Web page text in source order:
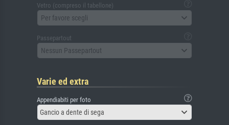
Vetro (compreso il tabellone)
Per favore scegli
Passepartout
Nessun Passepartout
Varie ed extra
Appendiabiti per foto
Gancio a dente di sega